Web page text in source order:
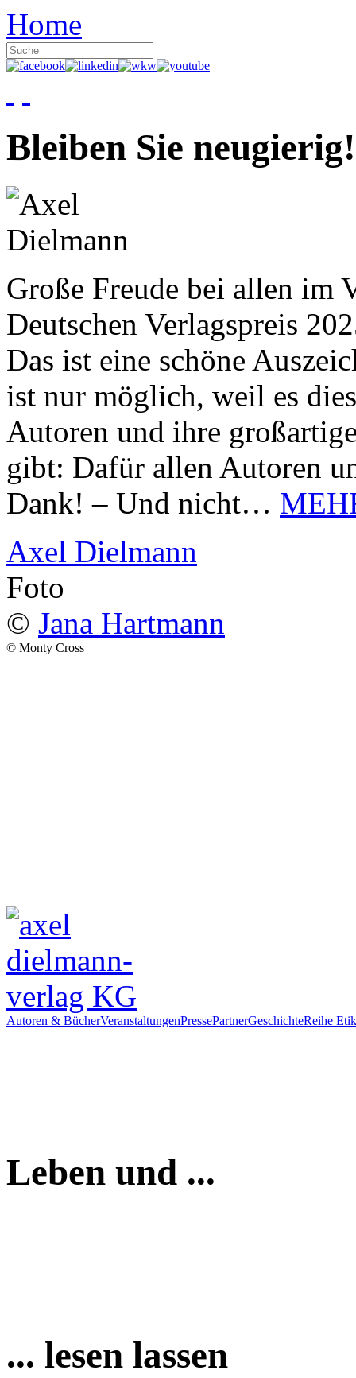
Home
Bleiben Sie neugierig!
Große Freude bei allen im
Deutschen Verlagspreis
Das ist eine schöne
ist nur möglich, weil es
Autoren und ihre
gibt: Dafür allen Autoren
Dank! – Und nicht…
Axel Dielmann
Foto
© Jana Hartmann
© Monty Cross
Autoren & BücherVeranstaltungenPressePartnerGeschichteReihe
Leben und ...
... lesen lassen